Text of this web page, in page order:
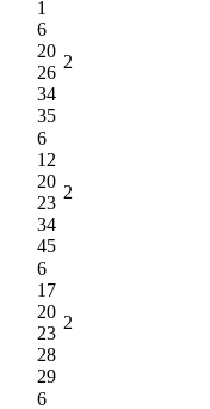
1
6
20
26
34
35
2
6
12
20
23
34
45
2
6
17
20
23
28
29
2
6